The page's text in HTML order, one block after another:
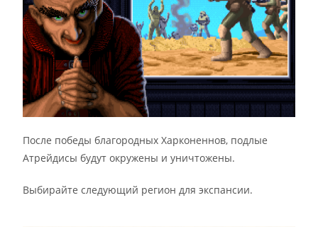
После победы благородных Харконеннов, подлые
Атрейдисы будут окружены и уничтожены.
Выбирайте следующий регион для экспансии.